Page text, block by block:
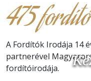
475
A Fordítók Irodája 14
partnerével
fordítóirodája.